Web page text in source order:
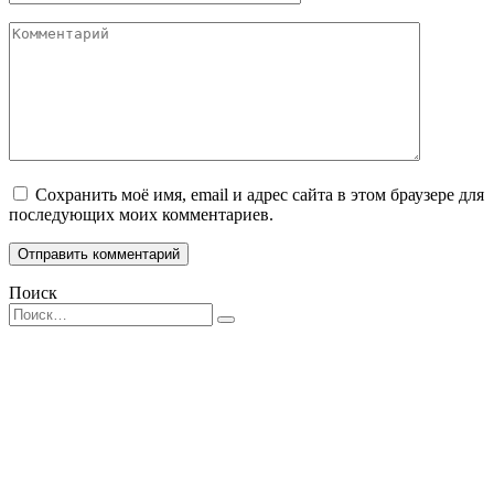
Комментарий
Сохранить моё имя, email и адрес сайта в этом браузере для
последующих моих комментариев.
Поиск
Search
for: